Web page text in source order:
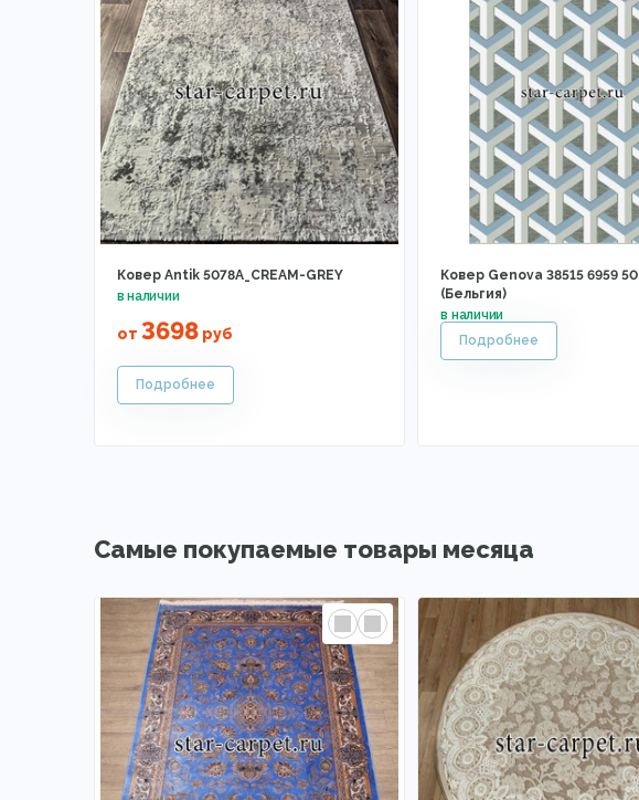
Ковер Antik 5078A_CREAM-GREY
от 3698руб
Ковер Genova 38515 6959 50
(Бельгия)
Самые покупаемые товары месяца